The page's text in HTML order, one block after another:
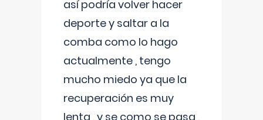
así podría volver hacer
deporte y saltar a la
comba como lo hago
actualmente , tengo
mucho miedo ya que la
recuperación es muy
lenta , y se como se pasa ,